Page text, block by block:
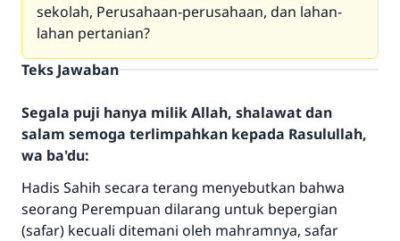
sekolah, Perusahaan-perusahaan, dan lahan-
lahan pertanian?
Teks Jawaban
Segala puji hanya milik Allah, shalawat dan
salam semoga terlimpahkan kepada Rasulullah,
wa ba'du:
Hadis Sahih secara terang menyebutkan bahwa
seorang Perempuan dilarang untuk bepergian
(safar) kecuali ditemani oleh mahramnya, safar